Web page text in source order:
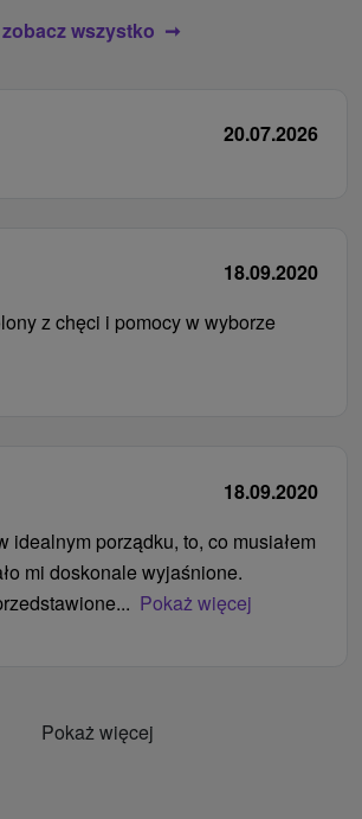
zobacz wszystko
20.07.2026
18.09.2020
z chęci i pomocy w wyborze
18.09.2020
idealnym porządku, to, co musiałem
mi doskonale wyjaśnione.
Pokaż więcej
Pokaż więcej